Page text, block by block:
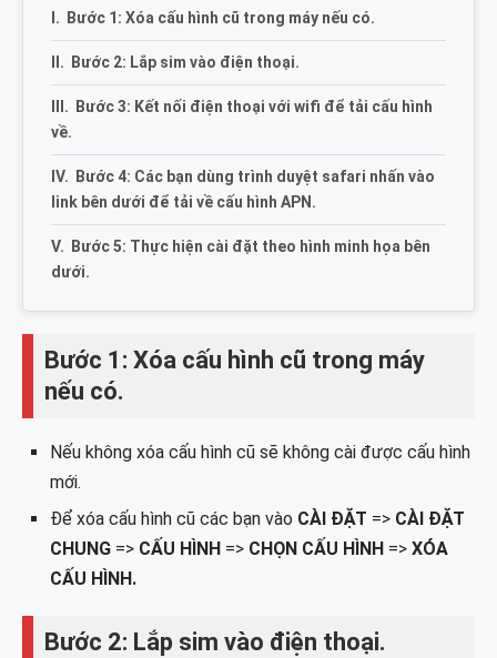
Bước 1: Xóa cấu hình cũ trong máy nếu có.
Bước 2: Lắp sim vào điện thoại.
Bước 3: Kết nối điện thoại với wifi để tải cấu hình
về.
Bước 4: Các bạn dùng trình duyệt safari nhấn vào
link bên dưới để tải về cấu hình APN.
Bước 5: Thực hiện cài đặt theo hình minh họa bên
dưới.
Bước 1: Xóa cấu hình cũ trong máy
nếu có.
Nếu không xóa cấu hình cũ sẽ không cài được cấu hình
mới.
Để xóa cấu hình cũ các bạn vào CÀI ĐẶT => CÀI ĐẶT
CHUNG => CẤU HÌNH => CHỌN CẤU HÌNH => XÓA
CẤU HÌNH.
Bước 2: Lắp sim vào điện thoại.